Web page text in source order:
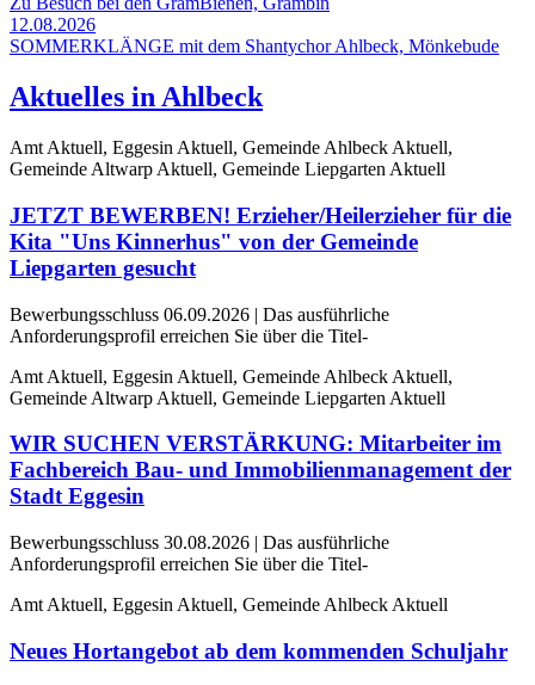
12.08.2026
SOMMERKLÄNGE mit dem Shantychor Ahlbeck, Mönkebude
Aktuelles in Ahlbeck
Amt Aktuell, Eggesin Aktuell, Gemeinde Ahlbeck Aktuell,
Gemeinde Altwarp Aktuell, Gemeinde Liepgarten Aktuell
JETZT BEWERBEN! Erzieher/Heilerzieher für die
Kita "Uns Kinnerhus" von der Gemeinde
Liepgarten gesucht
Bewerbungsschluss 06.09.2026 | Das ausführliche
Anforderungsprofil erreichen Sie über die Titel-
Amt Aktuell, Eggesin Aktuell, Gemeinde Ahlbeck Aktuell,
Gemeinde Altwarp Aktuell, Gemeinde Liepgarten Aktuell
WIR SUCHEN VERSTÄRKUNG: Mitarbeiter im
Fachbereich Bau- und Immobilienmanagement der
Stadt Eggesin
Bewerbungsschluss 30.08.2026 | Das ausführliche
Anforderungsprofil erreichen Sie über die Titel-
Amt Aktuell, Eggesin Aktuell, Gemeinde Ahlbeck Aktuell
Neues Hortangebot ab dem kommenden Schuljahr